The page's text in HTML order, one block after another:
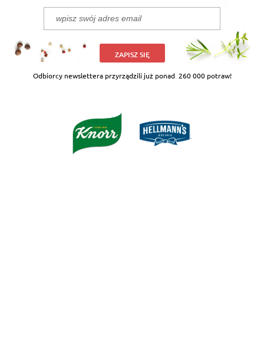
ZAPISZ SIĘ
Odbiorcy newslettera przyrządzili już ponad 260 000 potraw!